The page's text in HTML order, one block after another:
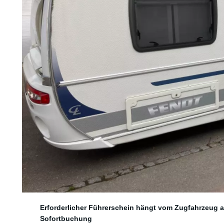
5 Schlafplätze
Erforderlicher Führerschein hängt vom Zugfahrzeug
Sofortbuchung